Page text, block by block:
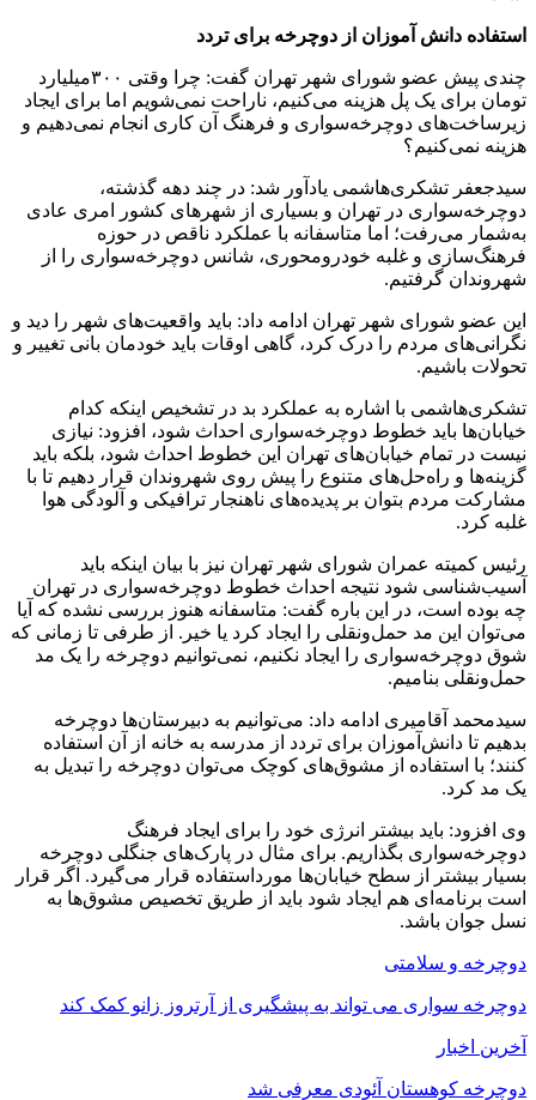
استفاده دانش آموزان از دوچرخه برای تردد
چندی پیش عضو شورای شهر تهران گفت: چرا وقتی ۳۰۰میلیارد
تومان برای یک پل هزینه می‌کنیم، ناراحت نمی‌شویم اما برای ایجاد
زیرساخت‌های دوچرخه‌سواری و فرهنگ آن کاری انجام نمی‌دهیم و
هزینه نمی‌کنیم؟
سیدجعفر تشکری‌هاشمی یادآور شد: در چند دهه گذشته،
دوچرخه‌سواری در تهران و بسیاری از شهرهای کشور امری عادی
به‌شمار می‌رفت؛ اما متاسفانه با عملکرد ناقص در حوزه
فرهنگ‌سازی و غلبه خودرومحوری، شانس دوچرخه‌سواری را از
شهروندان گرفتیم.
این عضو شورای شهر تهران ادامه داد: باید واقعیت‌های شهر را دید و
نگرانی‌های مردم را درک کرد، گاهی اوقات باید خودمان بانی تغییر و
تحولات باشیم.
تشکری‌هاشمی با اشاره به‌ عملکرد بد در تشخیص اینکه کدام
خیابان‌ها باید خطوط دوچرخه‌سواری احداث شود، افزود: نیازی
نیست در تمام خیابان‌های تهران این خطوط احداث شود، بلکه باید
گزینه‌ها و راه‌حل‌های متنوع را پیش روی شهروندان قرار دهیم تا با
مشارکت مردم بتوان بر پدیده‌های ناهنجار ترافیکی و آلودگی هوا
غلبه کرد.
رئیس کمیته عمران شورای شهر تهران نیز با بیان اینکه باید
آسیب‌شناسی شود نتیجه ‌احداث خطوط دوچرخه‌سواری در تهران
چه بوده‌ است، در این باره گفت‌: متاسفانه هنوز بررسی نشده که ‌آیا
می‌توان این مد حمل‌ونقلی را ایجاد کرد یا خیر. از طرفی تا زمانی که
شوق دوچرخه‌سواری را ایجاد نکنیم، نمی‌توانیم دوچرخه را یک مد
حمل‌ونقلی بنامیم.
سیدمحمد آقامیری ادامه داد: می‌توانیم به دبیرستان‌ها دوچرخه
بدهیم تا دانش‌آموزان برای تردد از مدرسه به خانه‌ از آن استفاده
کنند؛ با استفاده‌ از مشوق‌های کوچک می‌توان دوچرخه را تبدیل به
یک مد کرد.
وی افزود: باید بیشتر انرژی خود را برای ایجاد فرهنگ
دوچرخه‌سواری بگذاریم. برای مثال در پارک‌های جنگلی دوچرخه
بسیار بیشتر از سطح خیابان‌ها مورداستفاده قرار می‌گیرد. اگر قرار
است برنامه‌ای هم ایجاد شود باید از طریق تخصیص مشوق‌ها به
نسل جوان باشد.
دوچرخه و سلامتی
دوچرخه سواری می تواند به پیشگیری از آرتروز زانو کمک کند
آخرین اخبار
دوچرخه کوهستان آئودی معرفی شد